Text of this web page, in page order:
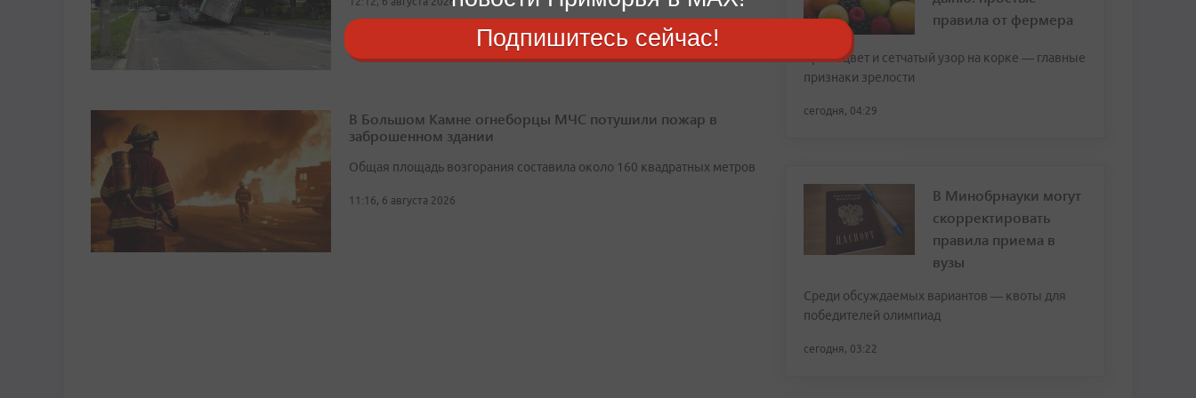
В Большом Камне огнеборцы МЧС потушили пожар в
заброшенном здании
Общая площадь возгорания составила около 160 квадратных метров
11:16, 6 августа 2026
правила от фермера
Яркий цвет и сетчатый узор на корке — главные
признаки зрелости
сегодня, 04:29
В Минобрнауки могут
скорректировать
правила приема в
вузы
Среди обсуждаемых вариантов — квоты для
победителей олимпиад
сегодня, 03:22
Подпишитесь сейчас!